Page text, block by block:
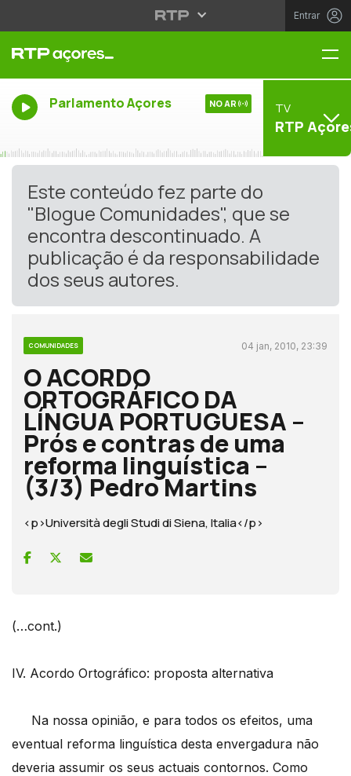
Entrar
Parlamento Açores NO AR TV
RTP
Este conteúdo fez parte do
"Blogue Comunidades", que se
encontra descontinuado. A
publicação é da responsabilidade
dos seus autores.
COMUNIDADES 04 jan, 2010, 23:39
O ACORDO
ORTOGRÁFICO DA
LÍNGUA PORTUGUESA –
Prós e contras de uma
reforma linguística –
(3/3) Pedro Martins
<p>Università degli Studi di Siena, Italia</p>
(…cont.)
IV. Acordo Ortográfico: proposta alternativa
Na nossa opinião, e para todos os efeitos, uma
eventual reforma linguística desta envergadura não
deveria assumir os seus actuais contornos. Como